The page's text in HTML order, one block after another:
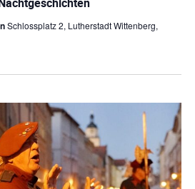
c
n
a
v
v
i
g
Schlossplatz 2, Lutherstadt Wittenberg,